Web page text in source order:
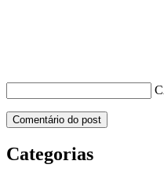
Categorias